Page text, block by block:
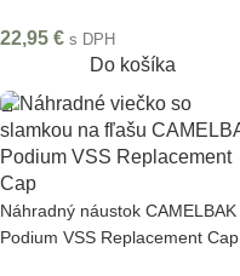
22,95 € s DPH
Do košíka
Náhradný náustok CAMELBAK
Podium VSS Replacement Cap